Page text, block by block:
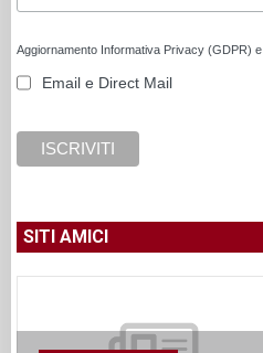
Aggiornamento Informativa Privacy (GDPR)
Email e Direct Mail
SITI AMICI